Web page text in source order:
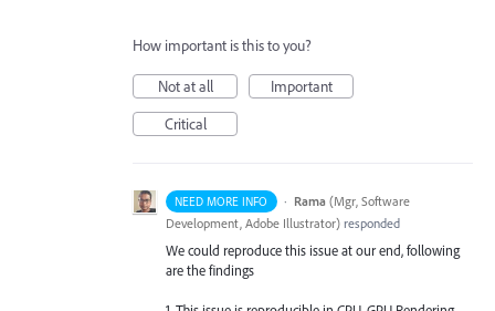
How important is this to you?
Not at all
Important
Critical
NEED MORE INFO · Rama (Mgr, Software
Development, Adobe Illustrator) responded
We could reproduce this issue at our end, following
are the findings